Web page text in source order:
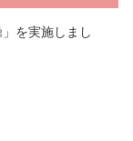
を実施しまし